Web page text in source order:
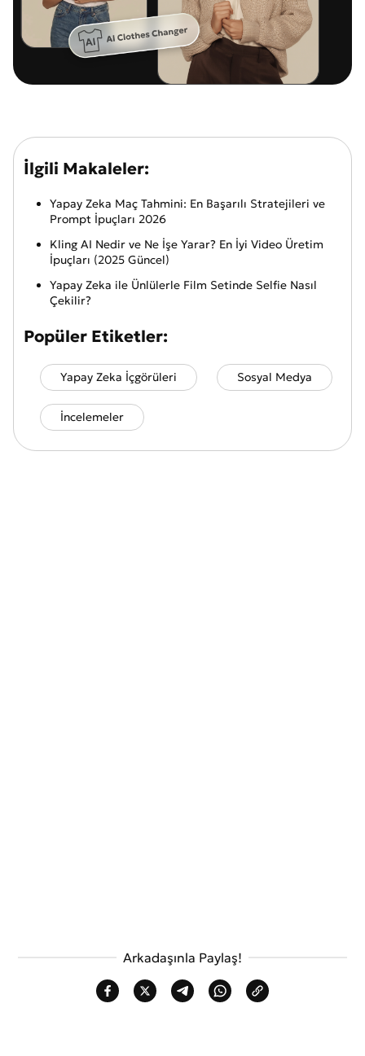
İlgili Makaleler:
Yapay Zeka Maç Tahmini: En Başarılı Stratejileri ve
Prompt İpuçları 2026
Kling AI Nedir ve Ne İşe Yarar? En İyi Video Üretim
İpuçları (2025 Güncel)
Yapay Zeka ile Ünlülerle Film Setinde Selfie Nasıl
Çekilir?
Popüler Etiketler:
Yapay Zeka İçgörüleri Sosyal Medya
İncelemeler
Arkadaşınla Paylaş!